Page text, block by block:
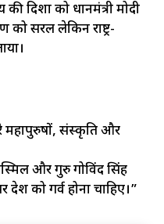
दिशा को प्रधानमंत्री मोदी
को सरल लेकिन राष्ट्र-
महापुरुषों, संस्कृति और
और गुरु गोविंद सिंह
को गर्व होना चाहिए।”